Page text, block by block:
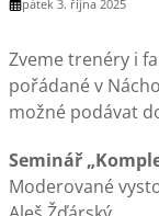
pátek 3. října 2025
Zveme trenéry i
pořádané v
možné podávat
Seminář
Moderované